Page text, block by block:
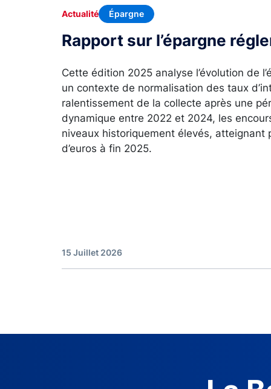
Rapport sur l’épargne
Actualité Épargne
Cette édition 2025 analyse l’évolution de
un contexte de normalisation des taux
ralentissement de la collecte après une
dynamique entre 2022 et 2024, les
niveaux historiquement élevés, atteignant
d’euros à fin 2025.
15 Juillet 2026